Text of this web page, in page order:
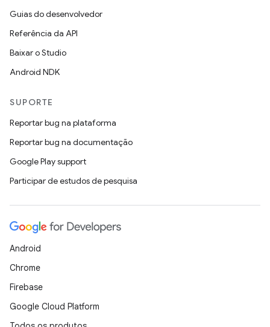
Guias do desenvolvedor
Referência da API
Baixar o Studio
Android NDK
SUPORTE
Reportar bug na plataforma
Reportar bug na documentação
Google Play support
Participar de estudos de pesquisa
Android
Chrome
Firebase
Google Cloud Platform